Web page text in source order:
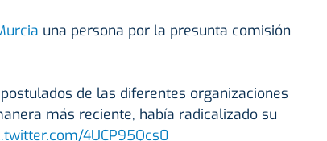
una persona por la presunta comisión
de las diferentes organizaciones
más reciente, había radicalizado su
4UCP95Qcs0